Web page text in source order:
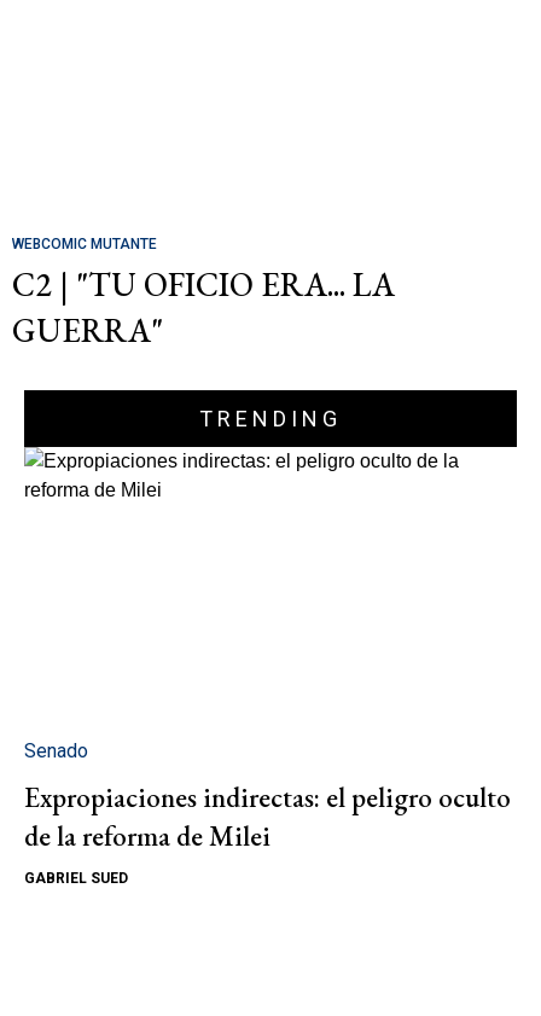
WEBCOMIC MUTANTE
C2 | "TU OFICIO ERA... LA
GUERRA"
TRENDING
Senado
Expropiaciones indirectas: el peligro oculto
de la reforma de Milei
GABRIEL SUED